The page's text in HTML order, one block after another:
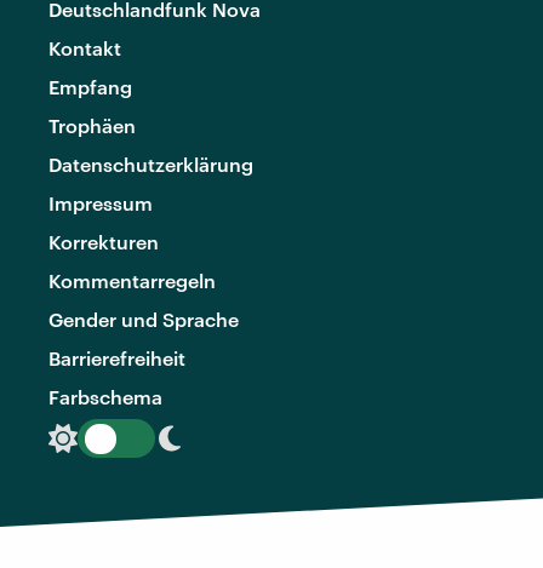
Deutschlandfunk Nova
Kontakt
Empfang
Trophäen
Datenschutzerklärung
Impressum
Korrekturen
Kommentarregeln
Gender und Sprache
Barrierefreiheit
Farbschema